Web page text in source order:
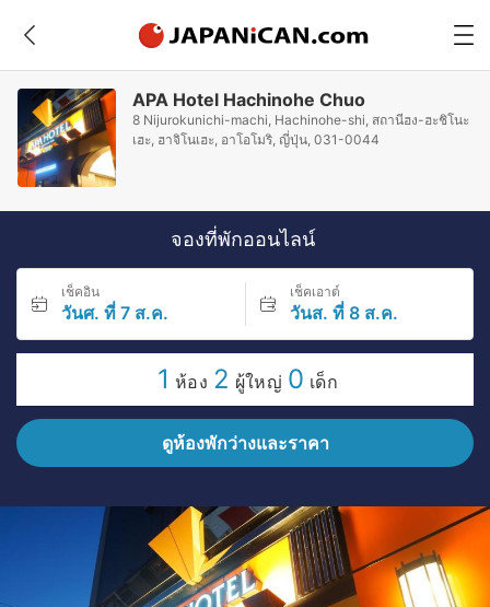
APA Hotel Hachinohe Chuo
8 Nijurokunichi-machi, Hachinohe-shi, สถานีฮง-ฮะชิโนะ
เฮะ, ฮาจิโนเฮะ, อาโอโมริ, ญี่ปุ่น, 031-0044
จองที่พักออนไลน์
เช็คอิน
วันศ. ที่ 7 ส.ค.
เช็คเอาต์
วันส. ที่ 8 ส.ค.
1 ห้อง 2 ผู้ใหญ่ 0 เด็ก
ดูห้องพักว่างและราคา